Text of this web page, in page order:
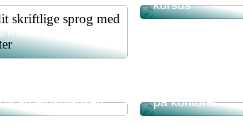
med en tysk
kursus
til arbejdspladsen
på kontoret